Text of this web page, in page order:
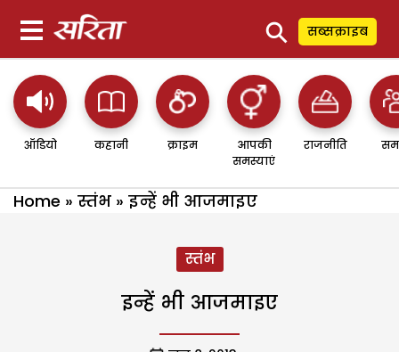
⚲ सब्सक्राइब
ऑडियो कहानी क्राइम
आपकी
समस्याएं
राजनीति
Home » स्तंभ » इन्हें भी आजमाइए
स्तंभ
इन्हें भी आजमाइए